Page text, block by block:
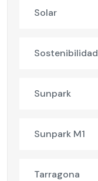
Solar
Sostenibilidad
Sunpark
Sunpark M1
Tarragona